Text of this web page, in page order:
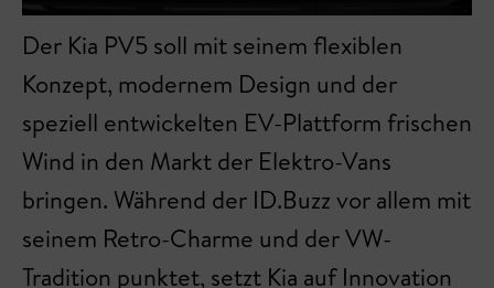
Der Kia PV5 soll mit seinem flexiblen
Konzept, modernem Design und der
speziell entwickelten EV-Plattform frischen
Wind in den Markt der Elektro-Vans
bringen. Während der ID.Buzz vor allem mit
seinem Retro-Charme und der VW-
Tradition punktet, setzt Kia auf Innovation